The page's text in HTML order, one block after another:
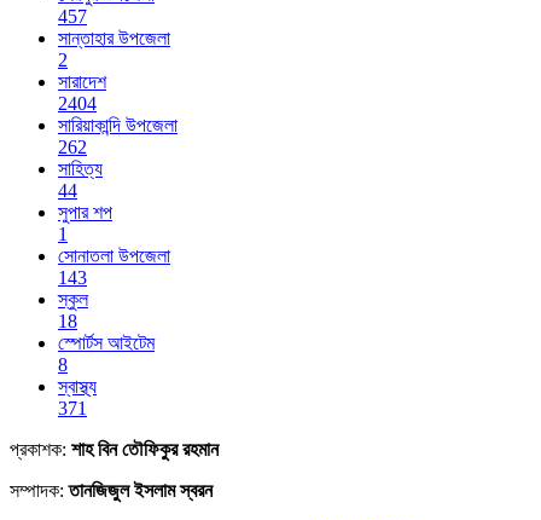
457
সান্তাহার উপজেলা
2
সারাদেশ
2404
সারিয়াকান্দি উপজেলা
262
সাহিত্য
44
সুপার শপ
1
সোনাতলা উপজেলা
143
স্কুল
18
স্পোর্টস আইটেম
8
স্বাস্থ্য
371
প্রকাশক: শাহ বিন তৌফিকুর রহমান
সম্পাদক:তানজিজুল ইসলাম স্বরন